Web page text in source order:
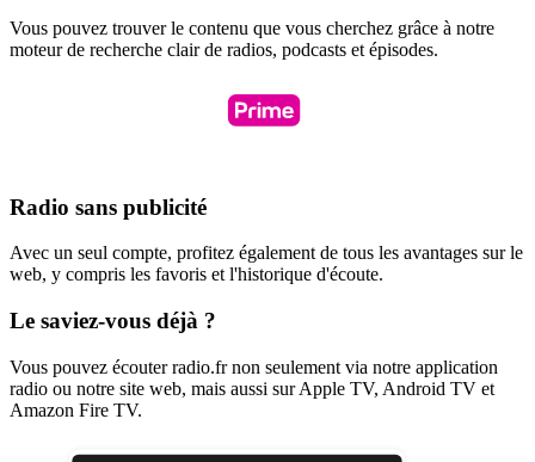
Vous pouvez trouver le contenu que vous cherchez grâce à notre
moteur de recherche clair de radios, podcasts et épisodes.
Radio sans publicité
Avec un seul compte, profitez également de tous les avantages sur le
web, y compris les favoris et l'historique d'écoute.
Le saviez-vous déjà ?
Vous pouvez écouter radio.fr non seulement via notre application
radio ou notre site web, mais aussi sur Apple TV, Android TV et
Amazon Fire TV.